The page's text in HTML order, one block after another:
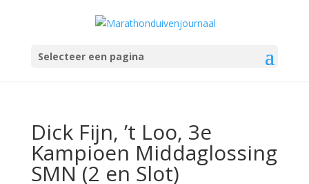
Selecteer een pagina
Dick Fijn, ’t Loo, 3e
Kampioen Middaglossing
SMN (2 en Slot)